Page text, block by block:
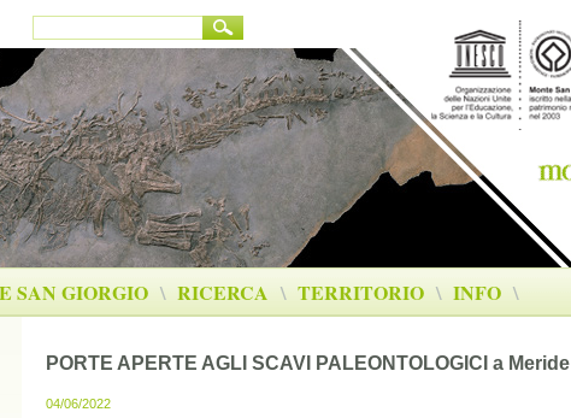
SAN GIORGIO \ RICERCA \ TERRITORIO \ INFO \
PORTE APERTE AGLI SCAVI PALEONTOLOGICI a Meride
04/06/2022